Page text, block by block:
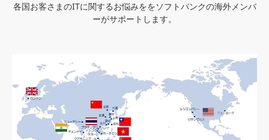
各国お客さまのITに関するお悩みををソフトバンクの海外メンバ
ーがサポートします。